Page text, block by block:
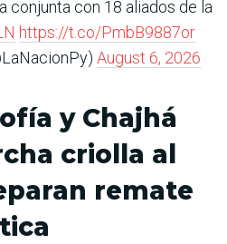
conjunta con 18 aliados de la
https://t.co/PmbB9887or
August 6, 2026
y Chajhá
criolla al
remate